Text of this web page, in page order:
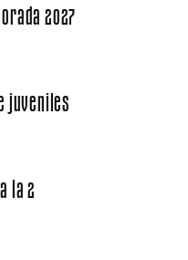
2027
juveniles
la 2